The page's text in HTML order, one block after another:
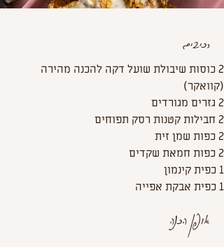
רכיבים
אופן הכנה
2 כוסות שיבולת שועל דקה להכנה מהירה
(קוואקר)
2 גזרים מגורדים
2 חבילות קטנות רסק תפוחים
2 כפות שמן זית
2 כפות חמאת שקדים
1 כפית קינמון
1 כפית אבקת אפייה